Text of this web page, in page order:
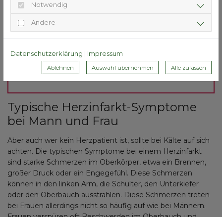
Sie haben Fragen zum Thema Herzinfarkt oder
Herz-Kreislauf im Allgemeinen? Gesundheits-
beraten Sie gerne. Hier gelangen Sie zur
Expertensuche.
Typische Herzinfarkt-Symptome
bei Mann und Frau
Aber auch wer kein Herzpatient ist, sollte bei Kälte auf sich
achten. Die typischen Symptome bei einem Herzinfarkt
sind starke Schmerzen im Oberkörper, etwa ein Brennen,
großer Druck oder ein Engegefühl. Diese Schmerzen
können in den linken Arm, die Schulter, den Unterkiefer
oder den Oberbauch ausstrahlen. Diese Schmerzen treten
bei Frauen allerdings nicht so häufig auf wie bei Männern.
Notwendig
Andere
Datenschutzerklärung | Impressum
Ablehnen Auswahl übernehmen Alle zulassen